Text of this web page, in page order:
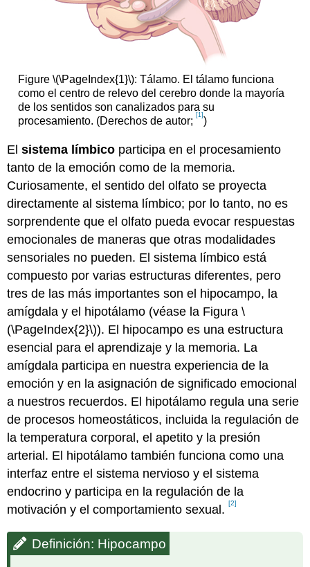
Figure \(\PageIndex{1}\): Tálamo. El tálamo funciona
como el centro de relevo del cerebro donde la mayoría
de los sentidos son canalizados para su
procesamiento. (Derechos de autor; [1] )
Elsistema límbico participa en el procesamiento
tanto de la emoción como de la memoria.
Curiosamente, el sentido del olfato se proyecta
directamente al sistema límbico; por lo tanto, no es
sorprendente que el olfato pueda evocar respuestas
emocionales de maneras que otras modalidades
sensoriales no pueden. El sistema límbico está
compuesto por varias estructuras diferentes, pero
tres de las más importantes son el hipocampo, la
amígdala y el hipotálamo (véase la Figura \
(\PageIndex{2}\)). El hipocampo es una estructura
esencial para el aprendizaje y la memoria. La
amígdala participa en nuestra experiencia de la
emoción y en la asignación de significado emocional
a nuestros recuerdos. El hipotálamo regula una serie
de procesos homeostáticos, incluida la regulación de
la temperatura corporal, el apetito y la presión
arterial. El hipotálamo también funciona como una
interfaz entre el sistema nervioso y el sistema
endocrino y participa en la regulación de la
motivación y el comportamiento sexual.[2]
Definición: Hipocampo